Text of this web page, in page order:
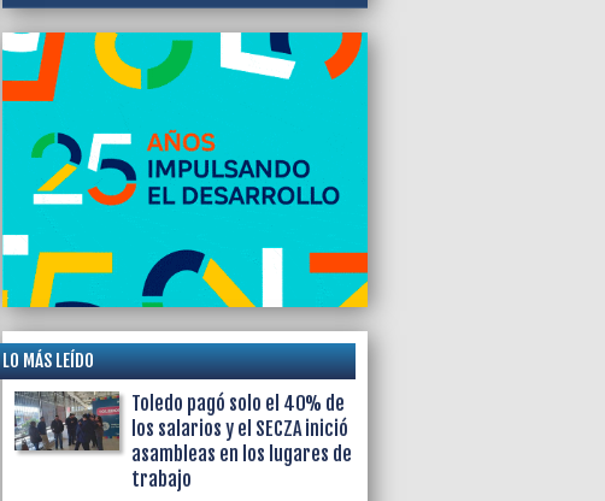
LO MÁS LEÍDO
Toledo pagó solo el 40% de
los salarios y el SECZA inició
asambleas en los lugares de
trabajo